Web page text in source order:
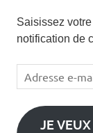
Saisissez
notification de
Adresse
e-
mail
JE